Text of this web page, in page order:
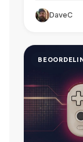
gaming
58g chassis,...
DaveC